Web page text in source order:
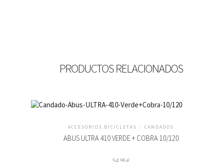
PRODUCTOS RELACIONADOS
ACCESORIOS BICICLETAS / CANDADOS
ABUS ULTRA 410 VERDE + COBRA 10/120